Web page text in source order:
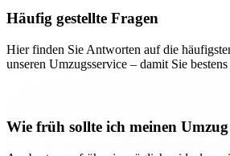
Häufig gestellte Fragen
Hier finden Sie Antworten auf die
unseren Umzugsservice – damit Sie
Wie früh sollte ich meinen